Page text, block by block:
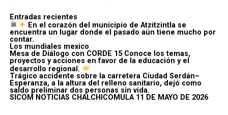
Entradas recientes
En el corazón del municipio de Atzitzintla se
encuentra un lugar donde el pasado aún tiene mucho por
contar.
Los mundiales mexico
Mesa de Diálogo con CORDE 15 Conoce los temas,
proyectos y acciones en favor de la educación y el
desarrollo regional.
Trágico accidente sobre la carretera Ciudad Serdán–
Esperanza, a la altura del relleno sanitario, dejó como
saldo preliminar dos personas sin vida.
SICOM NOTICIAS CHALCHICOMULA 11 DE MAYO DE 2026